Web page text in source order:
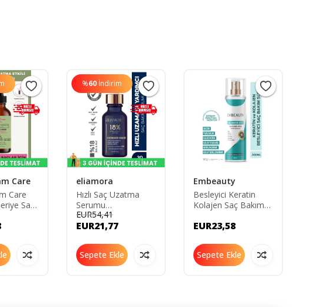
Care
Care
Saç
Saç
Formül
%60 İndirim
eliamora
Hızlı Saç Uzatma
Serumu
8680407134281
EUR54,41
EUR21,77
Sepete Ekle
Embeauty
Besleyici Keratin
Kolajen Saç Bakım
EUR23,58
Sepete Ekle